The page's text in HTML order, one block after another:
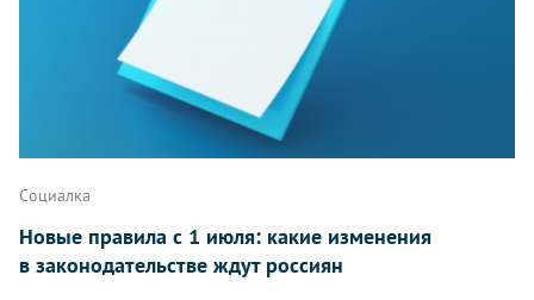
Социалка
Новые правила с 1 июля: какие изменения
в законодательстве ждут россиян